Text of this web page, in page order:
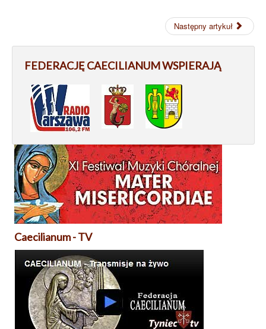
Następny artykuł
FEDERACJĘ CAECILIANUM WSPIERAJĄ
Caecilianum - TV